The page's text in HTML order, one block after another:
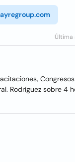
Última
Rodríguez sobre 4